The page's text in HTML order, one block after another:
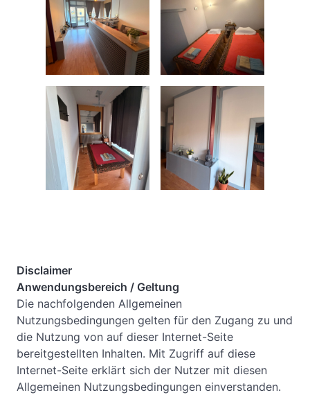
Disclaimer
Anwendungsbereich / Geltung
Die nachfolgenden Allgemeinen
Nutzungsbedingungen gelten für den Zugang zu und
die Nutzung von auf dieser Internet-Seite
bereitgestellten Inhalten. Mit Zugriff auf diese
Internet-Seite erklärt sich der Nutzer mit diesen
Allgemeinen Nutzungsbedingungen einverstanden.